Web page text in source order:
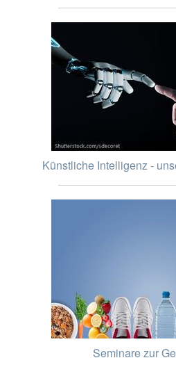
Künstliche Intelligenz -
Seminare zur